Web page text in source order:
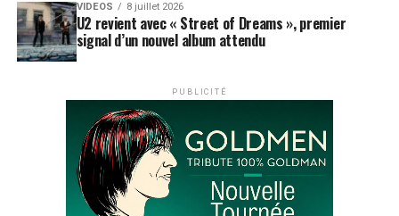
VIDEOS 8 juillet 2026
U2 revient avec « Street of Dreams », premier
signal d’un nouvel album attendu
PUBLICITÉ